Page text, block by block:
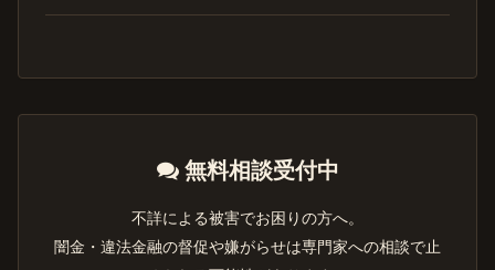
無料相談受付中
不詳による被害でお困りの方へ。
闇金・違法金融の督促や嫌がらせは専門家への相談で止